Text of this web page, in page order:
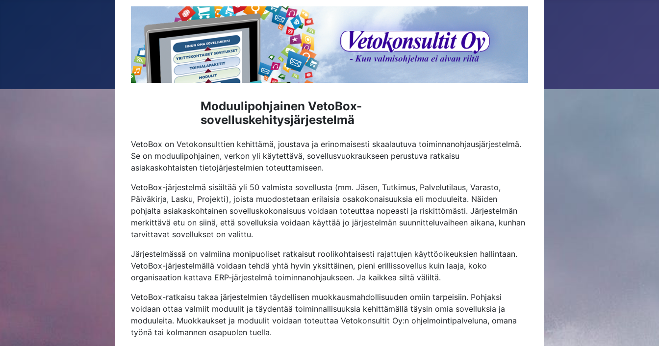
Moduulipohjainen VetoBox-
sovelluskehitysjärjestelmä
VetoBox on Vetokonsulttien kehittämä, joustava ja erinomaisesti skaalautuva toiminnanohjausjärjestelmä.
Se on moduulipohjainen, verkon yli käytettävä, sovellusvuokraukseen perustuva ratkaisu
asiakaskohtaisten tietojärjestelmien toteuttamiseen.
VetoBox-järjestelmä sisältää yli 50 valmista sovellusta (mm. Jäsen, Tutkimus, Palvelutilaus, Varasto,
Päiväkirja, Lasku, Projekti), joista muodostetaan erilaisia osakokonaisuuksia eli moduuleita. Näiden
pohjalta asiakaskohtainen sovelluskokonaisuus voidaan toteuttaa nopeasti ja riskittömästi. Järjestelmän
merkittävä etu on siinä, että sovelluksia voidaan käyttää jo järjestelmän suunnitteluvaiheen aikana, kunhan
tarvittavat sovellukset on valittu.
Järjestelmässä on valmiina monipuoliset ratkaisut roolikohtaisesti rajattujen käyttöoikeuksien hallintaan.
VetoBox-järjestelmällä voidaan tehdä yhtä hyvin yksittäinen, pieni erillissovellus kuin laaja, koko
organisaation kattava ERP-järjestelmä toiminnanohjaukseen. Ja kaikkea siltä väliltä.
VetoBox-ratkaisu takaa järjestelmien täydellisen muokkausmahdollisuuden omiin tarpeisiin. Pohjaksi
voidaan ottaa valmiit moduulit ja täydentää toiminnallisuuksia kehittämällä täysin omia sovelluksia ja
moduuleita. Muokkaukset ja moduulit voidaan toteuttaa Vetokonsultit Oy:n ohjelmointipalveluna, omana
työnä tai kolmannen osapuolen tuella.